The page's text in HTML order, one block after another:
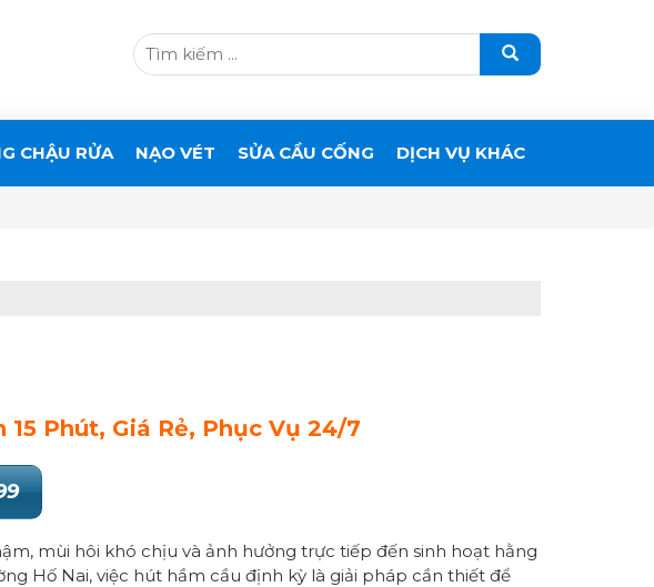
CHẬU RỬA NẠO VÉT SỬA CẦU CỐNG DỊCH VỤ KHÁC
Phút, Giá Rẻ, Phục Vụ 24/7
mùi hôi khó chịu và ảnh hưởng trực tiếp đến sinh hoạt hằng
Hố Nai, việc hút hầm cầu định kỳ là giải pháp cần thiết để